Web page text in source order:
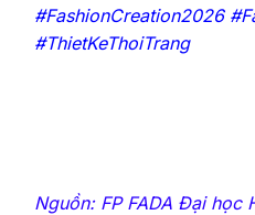
#FashionCreation2026
#ThietKeThoiTrang
Nguồn: FP FADA Đại học